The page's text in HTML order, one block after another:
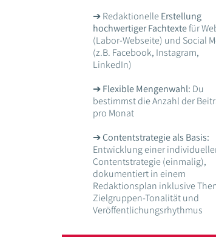
➔ RedaktionelleErstellung
hochwertiger Fachtextefür
(Labor-Webseite) und Social
(z.B. Facebook, Instagram,
LinkedIn)
➔Flexible Mengenwahl: Du
bestimmst die Anzahl der
pro Monat
➔Contentstrategie als Basis:
Entwicklung einer
Contentstrategie (einmalig),
dokumentiert in einem
Redaktionsplan inklusive
Zielgruppen-Tonalität und
Veröffentlichungsrhythmus